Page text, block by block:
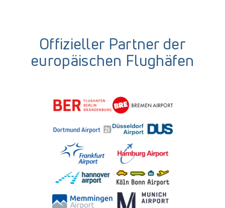
Offizieller Partner der
europäischen Flughäfen